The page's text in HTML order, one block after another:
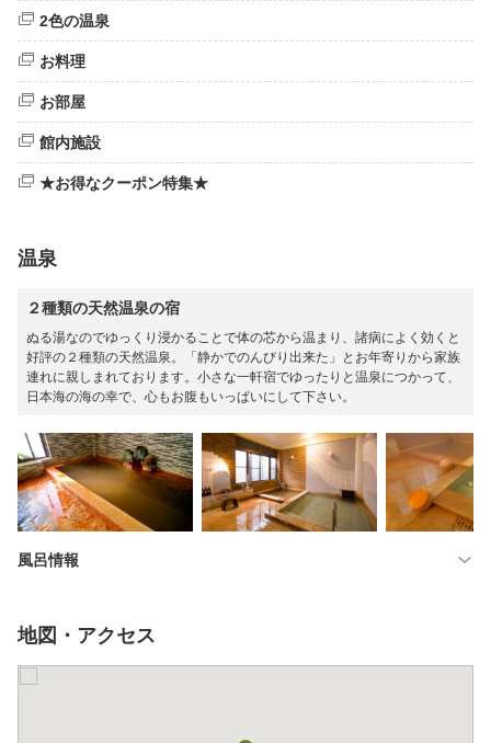
2色の温泉
お料理
お部屋
館内施設
★お得なクーポン特集★
温泉
２種類の天然温泉の宿
ぬる湯なのでゆっくり浸かることで体の芯から温まり、諸病によく効くと
好評の２種類の天然温泉。「静かでのんびり出来た」とお年寄りから家族
連れに親しまれております。小さな一軒宿でゆったりと温泉につかって、
日本海の海の幸で、心もお腹もいっぱいにして下さい。
風呂情報
地図・アクセス